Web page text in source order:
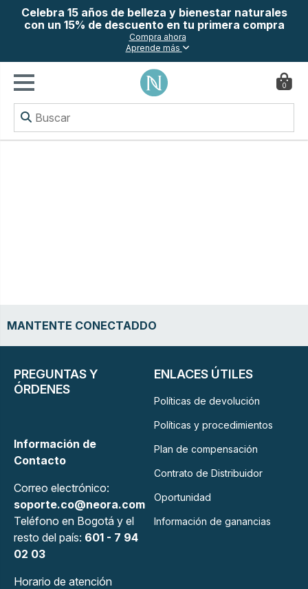
Celebra 15 años de belleza y bienestar naturales
con un 15% de descuento en tu primera compra
Compra ahora
Aprende más
0
MANTENTE CONECTADDO
PREGUNTAS Y
ÓRDENES
Información de
Contacto
Correo electrónico:
soporte.co@neora.com
Teléfono en Bogotá y el
resto del país: 601 - 7 94
02 03
Horario de atención
ENLACES ÚTILES
Políticas de devolución
Políticas y procedimientos
Plan de compensación
Contrato de Distribuidor
Oportunidad
Información de ganancias